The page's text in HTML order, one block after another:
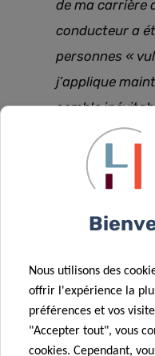
de ma carrière
conducteur a
personnes «
j’applique
semble
expérience
d’un cancer
seulement 17
surprise de
recherche.
vieilliront et
cancer. Nous
Nous utilisons des
offrir l'expérience la
préférences et vos
"Accepter tout", vous
cookies. Cependant,